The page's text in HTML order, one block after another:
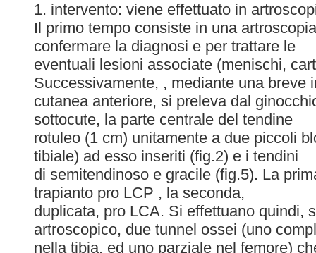
1. intervento: viene effettuato in
Il primo tempo consiste in una
confermare la diagnosi e per trattare le
eventuali lesioni associate (menischi,
Successivamente, , mediante una breve
cutanea anteriore, si preleva dal
sottocute, la parte centrale del tendine
rotuleo (1 cm) unitamente a due piccoli
tibiale) ad esso inseriti (fig.2) e i tendini
di semitendinoso e gracile (fig.5). La
trapianto pro LCP , la seconda,
duplicata, pro LCA. Si effettuano quindi,
artroscopico, due tunnel ossei (uno
nella tibia, ed uno parziale nel femore)